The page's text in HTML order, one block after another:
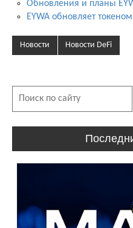
Обновления и планы
EYWA обновляет
Новости Новости DeFi